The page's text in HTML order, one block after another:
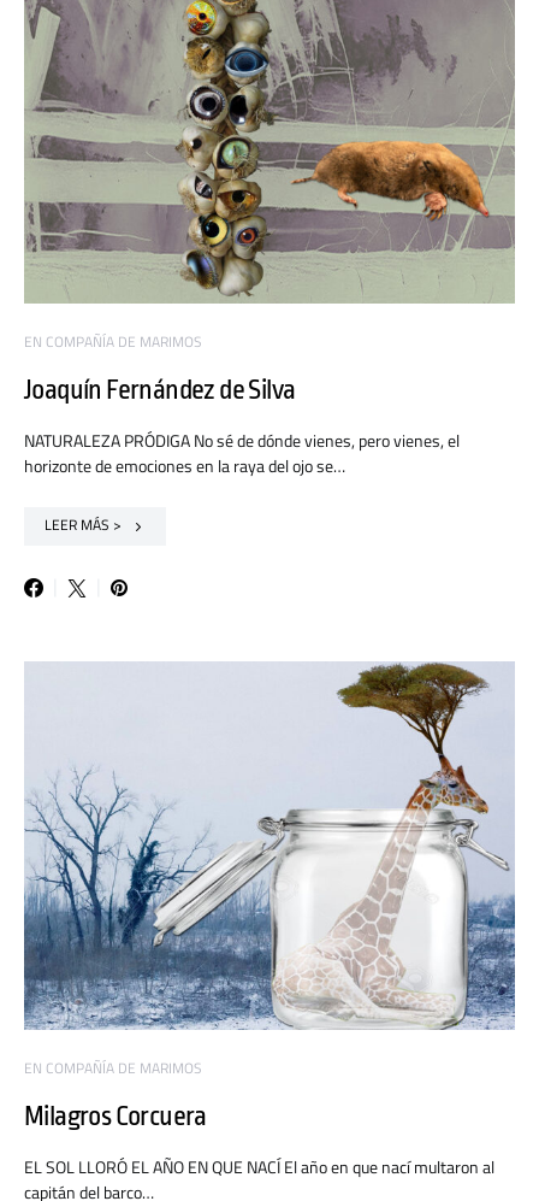
EN COMPAÑÍA DE MARIMOS
Joaquín Fernández de Silva
NATURALEZA PRÓDIGA No sé de dónde vienes, pero vienes, el
horizonte de emociones en la raya del ojo se…
LEER MÁS >
EN COMPAÑÍA DE MARIMOS
Milagros Corcuera
EL SOL LLORÓ EL AÑO EN QUE NACÍ El año en que nací multaron al
capitán del barco…